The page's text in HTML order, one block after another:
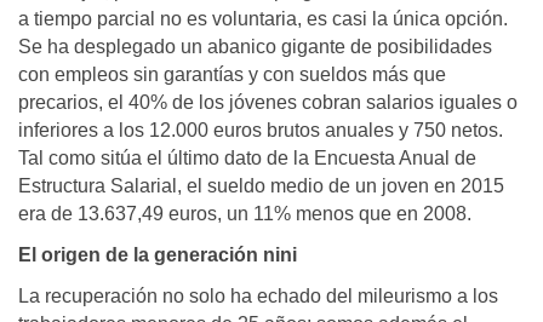
a tiempo parcial no es voluntaria, es casi la única opción.
Se ha desplegado un abanico gigante de posibilidades
con empleos sin garantías y con sueldos más que
precarios, el 40% de los jóvenes cobran salarios iguales o
inferiores a los 12.000 euros brutos anuales y 750 netos.
Tal como sitúa el último dato de la Encuesta Anual de
Estructura Salarial, el sueldo medio de un joven en 2015
era de 13.637,49 euros, un 11% menos que en 2008.
El origen de la generación nini
La recuperación no solo ha echado del mileurismo a los